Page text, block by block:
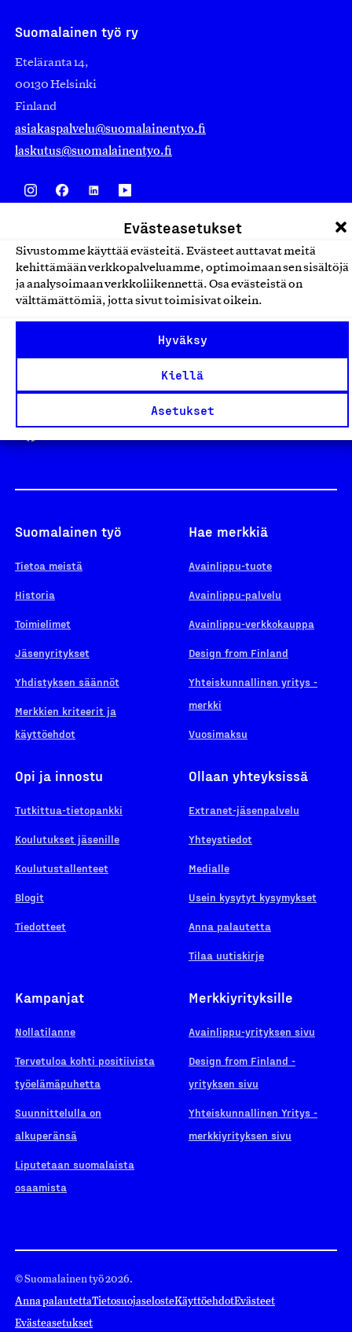
Evästeasetukset
Sivustomme käyttää evästeitä. Evästeet auttavat meitä
kehittämään verkkopalveluamme, optimoimaan sen sisältöjä
ja analysoimaan verkkoliikennettä. Osa evästeistä on
välttämättömiä, jotta sivut toimisivat oikein.
Hyväksy
Kiellä
Asetukset
Suomalainen työ ry
Eteläranta 14,
00130 Helsinki
Finland
asiakaspalvelu@suomalainentyo.fi
laskutus@suomalainentyo.fi
Yhteiskunnallinen Yritys -merkki
Suomalainen työ
Tietoa meistä
Historia
Toimielimet
Jäsenyritykset
Yhdistyksen säännöt
Merkkien kriteerit ja
käyttöehdot
Hae merkkiä
Avainlippu-tuote
Avainlippu-palvelu
Avainlippu-verkkokauppa
Design from Finland
Yhteiskunnallinen yritys -
merkki
Vuosimaksu
Opi ja innostu
Tutkittua-tietopankki
Koulutukset jäsenille
Koulutustallenteet
Blogit
Tiedotteet
Ollaan yhteyksissä
Extranet-jäsenpalvelu
Yhteystiedot
Medialle
Usein kysytyt kysymykset
Anna palautetta
Tilaa uutiskirje
Kampanjat
Nollatilanne
Tervetuloa kohti positiivista
työelämäpuhetta
Suunnittelulla on
alkuperänsä
Liputetaan suomalaista
osaamista
Merkkiyrityksille
Avainlippu-yrityksen sivu
Design from Finland -
yrityksen sivu
Yhteiskunnallinen Yritys -
merkkiyrityksen sivu
© Suomalainen työ 2026.
Anna palautettaTietosuojaselosteKäyttöehdotEvästeet
Evästeasetukset